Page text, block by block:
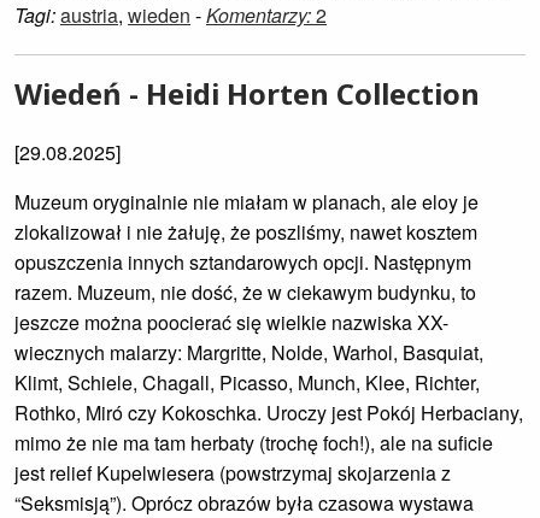
Tagi:austria, wieden -Komentarzy:2
Wiedeń - Heidi Horten Collection
[29.08.2025]
Muzeum oryginalnie nie miałam w planach, ale eloy je
zlokalizował i nie żałuję, że poszliśmy, nawet kosztem
opuszczenia innych sztandarowych opcji. Następnym
razem. Muzeum, nie dość, że w ciekawym budynku, to
jeszcze można poocierać się wielkie nazwiska XX-
wiecznych malarzy: Margritte, Nolde, Warhol, Basquiat,
Klimt, Schiele, Chagall, Picasso, Munch, Klee, Richter,
Rothko, Miró czy Kokoschka. Uroczy jest Pokój Herbaciany,
mimo że nie ma tam herbaty (trochę foch!), ale na suficie
jest relief Kupelwiesera (powstrzymaj skojarzenia z
“Seksmisją”). Oprócz obrazów była czasowa wystawa